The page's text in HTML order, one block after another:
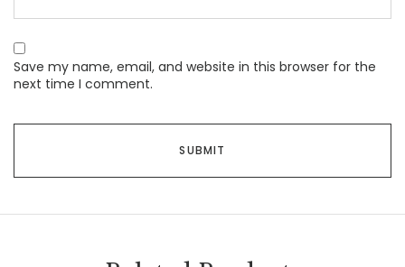
Save my name, email, and website in this browser for the
next time I comment.